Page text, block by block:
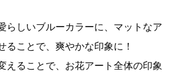
らしいブルーカラーに、マットなア
ることで、爽やかな印象に！
えることで、お花アート全体の印象